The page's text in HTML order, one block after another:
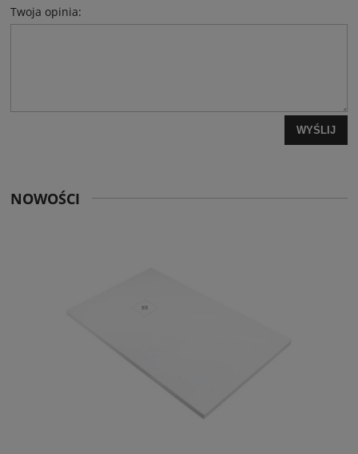
Twoja opinia:
WYŚLIJ
NOWOŚCI